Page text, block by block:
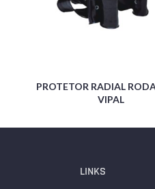
PROTETOR RADIAL
VIPAL
LINKS